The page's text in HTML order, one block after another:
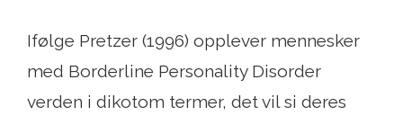
Ifølge Pretzer (1996) opplever mennesker
med Borderline Personality Disorder
verden i dikotom termer, det vil si deres